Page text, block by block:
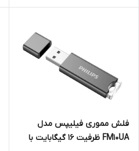
فلش مموری فیلیپس مدل
FM10UA ظرفیت 16 گیگابایت با